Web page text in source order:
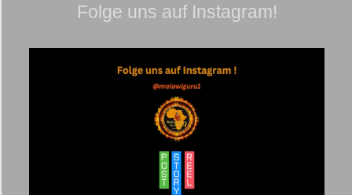
Folge uns auf Instagram!